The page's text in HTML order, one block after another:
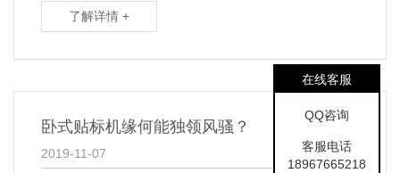
了解详情 +
卧式贴标机缘何能独领风骚？
2019-11-07
在线客服
QQ咨询
客服电话
18967665218